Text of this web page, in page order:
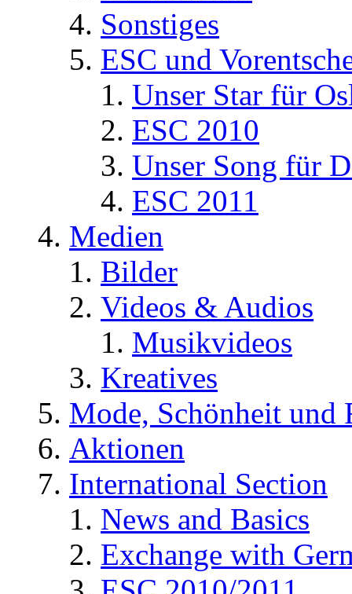
Sonstiges
ESC und
Unser Star für
ESC 2010
Unser Song für
ESC 2011
Medien
Bilder
Videos & Audios
Musikvideos
Kreatives
Mode, Schönheit und
Aktionen
International Section
News and Basics
Exchange with